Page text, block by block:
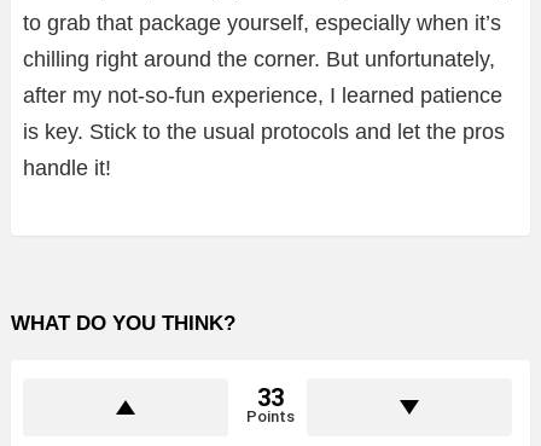
to grab that package yourself, especially when it’s
chilling right around the corner. But unfortunately,
after my not-so-fun experience, I learned patience
is key. Stick to the usual protocols and let the pros
handle it!
WHAT DO YOU THINK?
33
Points